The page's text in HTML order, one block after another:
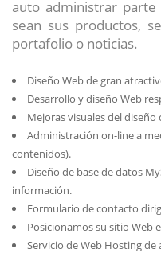
auto administrar
sean sus productos,
portafolio o noticias.
Diseño Web de gran
Desarrollo y diseño Web
Mejoras visuales del
Administración on-line a
contenidos).
Diseño de base de datos
información.
Formulario de contacto
Posicionamos su sitio Web
Servicio de Web Hosting de